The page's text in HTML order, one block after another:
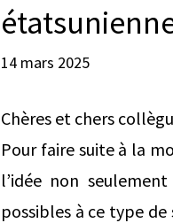
14 mars 2025
Chères et chers
Pour faire suite à la
l’idée non
possibles à ce type